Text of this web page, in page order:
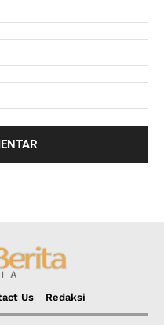
Us Redaksi